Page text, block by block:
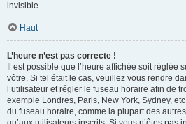
invisible.
Haut
L’heure n’est pas correcte !
Il est possible que l’heure affichée soit réglée
vôtre. Si tel était le cas, veuillez vous rendre
l’utilisateur et régler le fuseau horaire afin de
exemple Londres, Paris, New York, Sydney,
du fuseau horaire, comme la plupart des